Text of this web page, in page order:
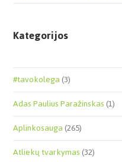
Kategorijos
#tavokolega(3)
Adas Paulius Paražinskas(1)
Aplinkosauga(265)
Atliekų tvarkymas(32)